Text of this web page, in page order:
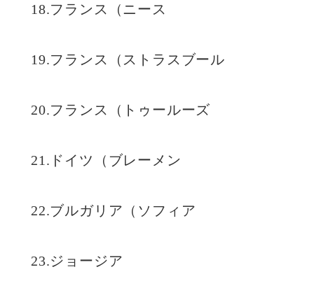
18.フランス（ニース
19.フランス（ストラスブール
20.フランス（トゥールーズ
21.ドイツ（ブレーメン
22.ブルガリア（ソフィア
23.ジョージア